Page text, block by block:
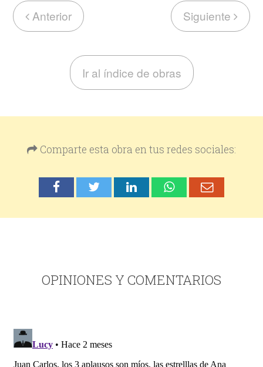
Anterior Siguiente
Ir al índice de obras
Comparte esta obra en tus redes sociales:
OPINIONES Y COMENTARIOS